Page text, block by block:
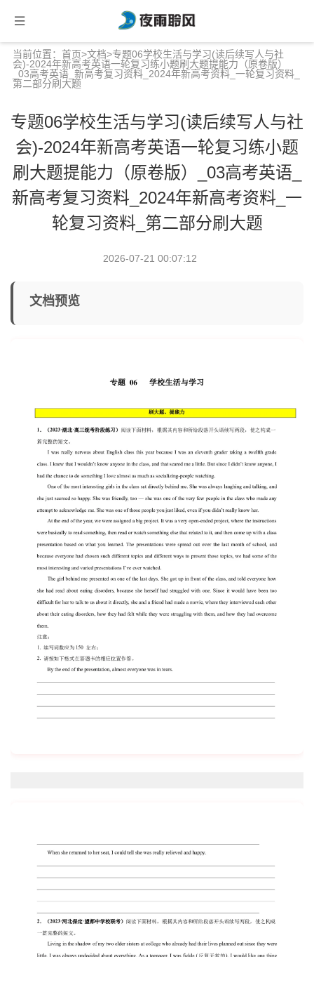
当前位置： 首页>文档>专题06学校生活与学习(读后续写人与社
会)-2024年新高考英语一轮复习练小题刷大题提能力（原卷版）
_03高考英语_新高考复习资料_2024年新高考资料_一轮复习资料_
第二部分刷大题
专题06学校生活与学习(读后续写人与社
会)-2024年新高考英语一轮复习练小题
刷大题提能力（原卷版）_03高考英语_
新高考复习资料_2024年新高考资料_一
轮复习资料_第二部分刷大题
2026-07-21 00:07:12
文档预览